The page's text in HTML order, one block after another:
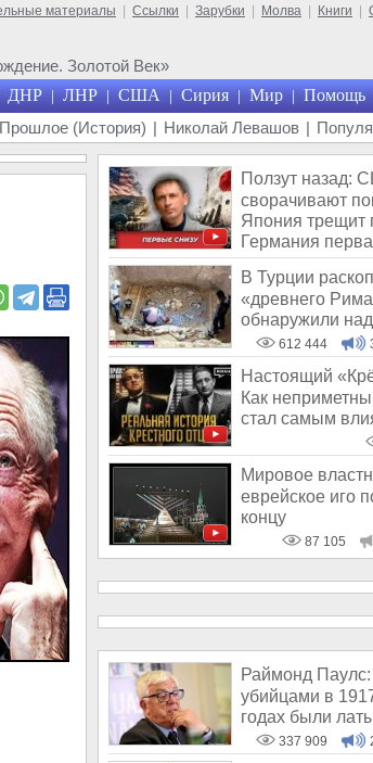
материалы Ссылки Зарубки Молва Книги
Золотой Век»
ДНР | ЛНР | США | Сирия | Мир | Помощь
Прошлое (История) | Николай Левашов |
Ползут назад:
сворачивают
Япония трещит
Германия
В Турции
«древнего
обнаружили
Русском!
612 444
Настоящий
Как
стал самым
Мировое
еврейское иго
концу
87 105
Раймонд
убийцами в
годах были
а не русс
337 909